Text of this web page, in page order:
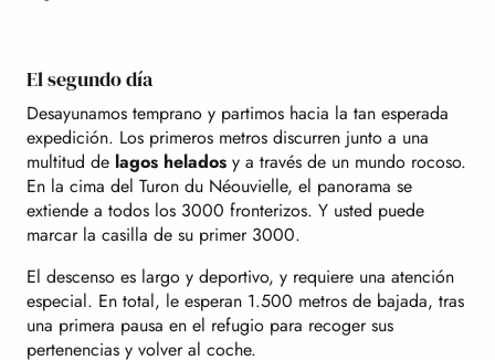
El segundo día
Desayunamos temprano y partimos hacia la tan esperada
expedición. Los primeros metros discurren junto a una
multitud de lagos helados y a través de un mundo rocoso.
En la cima del Turon du Néouvielle, el panorama se
extiende a todos los 3000 fronterizos. Y usted puede
marcar la casilla de su primer 3000.
El descenso es largo y deportivo, y requiere una atención
especial. En total, le esperan 1.500 metros de bajada, tras
una primera pausa en el refugio para recoger sus
pertenencias y volver al coche.